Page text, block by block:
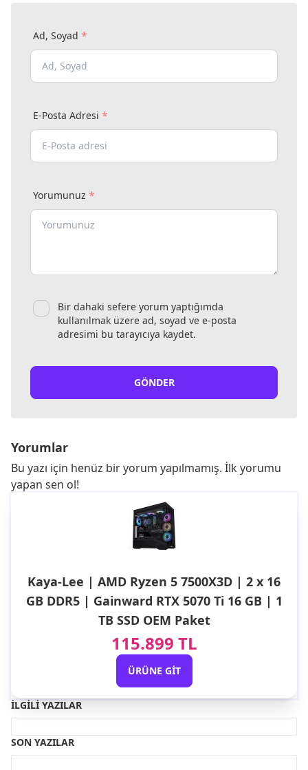
Ad, Soyad *
E-Posta Adresi *
Yorumunuz *
Bir dahaki sefere yorum yaptığımda
kullanılmak üzere ad, soyad ve e-posta
adresimi bu tarayıcıya kaydet.
GÖNDER
Yorumlar
Bu yazı için henüz bir yorum yapılmamış. İlk yorumu
yapan sen ol!
Kaya-Lee | AMD Ryzen 5 7500X3D | 2 x 16
GB DDR5 | Gainward RTX 5070 Ti 16 GB | 1
TB SSD OEM Paket
115.899 TL
ÜRÜNE GIT
İLGILI YAZILAR
SON YAZILAR